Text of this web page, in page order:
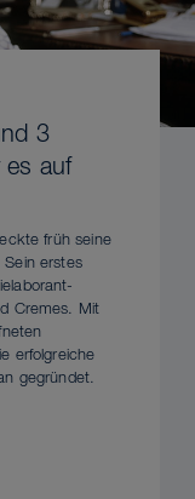
3
es auf
früh seine
erstes
Cremes. Mit
erfolgreiche
gegründet.